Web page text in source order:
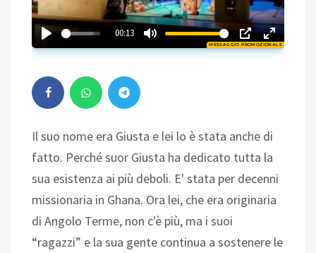
MESSAGGIO PROMOZIONALE
00:13
02:02
Il suo nome era Giusta e lei lo è stata anche di
fatto. Perché suor Giusta ha dedicato tutta la
sua esistenza ai più deboli. E' stata per decenni
missionaria in Ghana. Ora lei, che era originaria
di Angolo Terme, non c'è più, ma i suoi
“ragazzi” e la sua gente continua a sostenere le